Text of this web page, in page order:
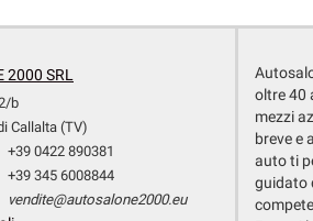
2000 SRL
b
Callalta (TV)
+39 0422 890381
+39 345 6008844
vendite@autosalone2000.eu
oltre 40
mezzi
breve e
auto ti
guidato